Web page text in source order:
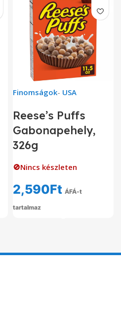
Finomságok- USA
Reese’s Puffs
Gabonapehely,
326g
🚫Nincs készleten
2,590Ft ÁFÁ-t
tartalmaz